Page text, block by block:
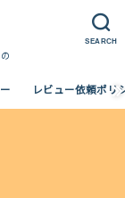
SEARCH
レビュー依頼ポリ